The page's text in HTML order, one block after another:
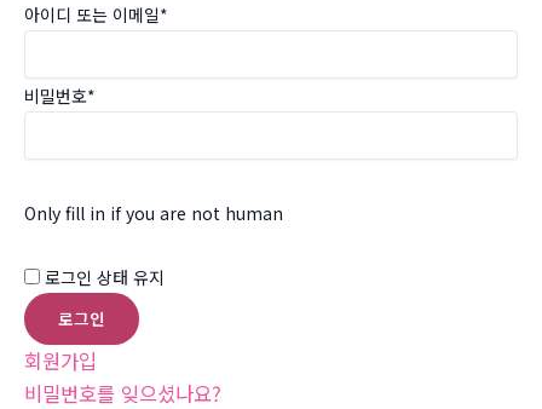
아이디 또는 이메일*
비밀번호*
Only fill in if you are not human
로그인 상태 유지
회원가입
비밀번호를 잊으셨나요?